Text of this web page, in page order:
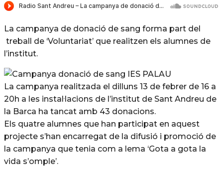
La campanya de donació de sang forma part del
treball de ‘Voluntariat’ que realitzen els alumnes de
l’institut.
La campanya realitzada el dilluns 13 de febrer de 16 a
20h a les instal·lacions de l’institut de Sant Andreu de
la Barca ha tancat amb 43 donacions.
Els quatre alumnes que han participat en aquest
projecte s’han encarregat de la difusió i promoció de
la campanya que tenia com a lema ‘Gota a gota la
vida s’omple’.